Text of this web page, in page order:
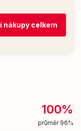
nákupy celkem
100%
průměr 96%